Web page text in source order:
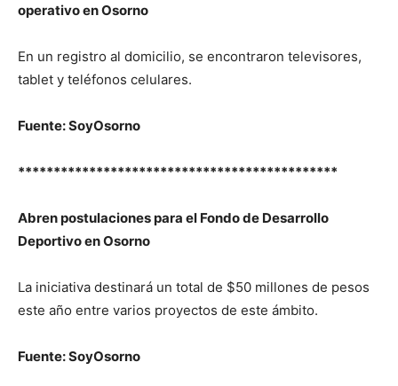
operativo en Osorno
En un registro al domicilio, se encontraron televisores,
tablet y teléfonos celulares.
Fuente: SoyOsorno
*********************************************
Abren postulaciones para el Fondo de Desarrollo
Deportivo en Osorno
La iniciativa destinará un total de $50 millones de pesos
este año entre varios proyectos de este ámbito.
Fuente: SoyOsorno